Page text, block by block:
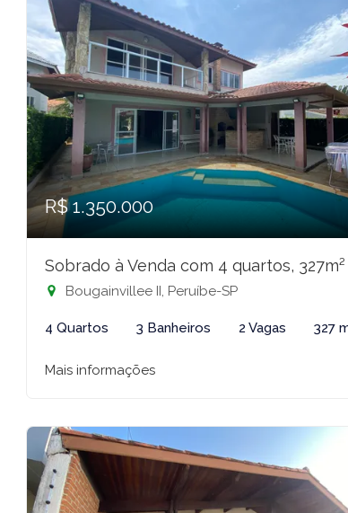
R$ 1.350.000
Sobrado à Venda com 4 quartos, 327m²
Bougainvillee II, Peruíbe-SP
4 Quartos 3 Banheiros 2 Vagas 327
Mais informações